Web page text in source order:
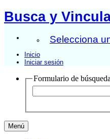
Busca y
Selecciona
Inicio
Iniciar sesión
Formulario de búsqueda
Menú